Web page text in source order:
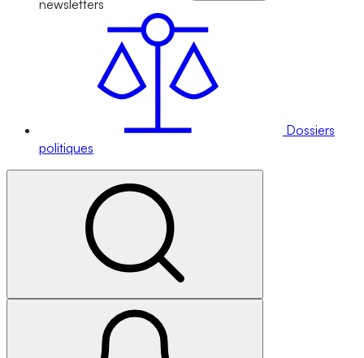
newsletters
Dossiers
politiques